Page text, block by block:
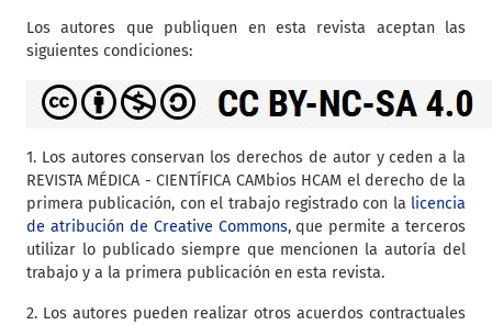
Los autores que publiquen en esta revista aceptan las
siguientes condiciones:
1. Los autores conservan los derechos de autor y ceden a la
REVISTA MÉDICA - CIENTÍFICA CAMbios HCAM el derecho de la
primera publicación, con el trabajo registrado con la licencia
de atribución de Creative Commons, que permite a terceros
utilizar lo publicado siempre que mencionen la autoría del
trabajo y a la primera publicación en esta revista.
2. Los autores pueden realizar otros acuerdos contractuales